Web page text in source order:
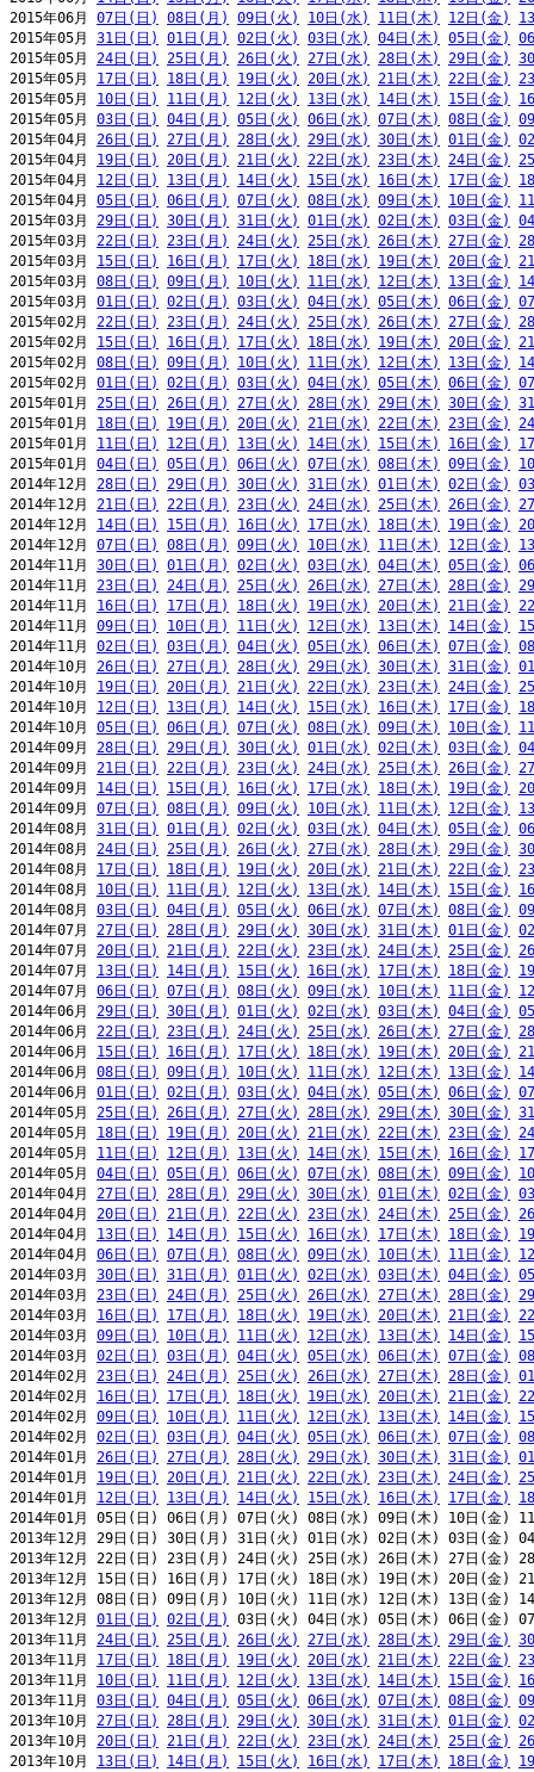
2015年06月 07日(日) 08日(月) 09日(火) 10日(水) 11日(木) 12日(金)
2015年05月 31日(日) 01日(月) 02日(火) 03日(水) 04日(木) 05日(金)
2015年05月 24日(日) 25日(月) 26日(火) 27日(水) 28日(木) 29日(金)
2015年05月 17日(日) 18日(月) 19日(火) 20日(水) 21日(木) 22日(金)
2015年05月 10日(日) 11日(月) 12日(火) 13日(水) 14日(木) 15日(金)
2015年05月 03日(日) 04日(月) 05日(火) 06日(水) 07日(木) 08日(金)
2015年04月 26日(日) 27日(月) 28日(火) 29日(水) 30日(木) 01日(金)
2015年04月 19日(日) 20日(月) 21日(火) 22日(水) 23日(木) 24日(金)
2015年04月 12日(日) 13日(月) 14日(火) 15日(水) 16日(木) 17日(金)
2015年04月 05日(日) 06日(月) 07日(火) 08日(水) 09日(木) 10日(金)
2015年03月 29日(日) 30日(月) 31日(火) 01日(水) 02日(木) 03日(金)
2015年03月 22日(日) 23日(月) 24日(火) 25日(水) 26日(木) 27日(金)
2015年03月 15日(日) 16日(月) 17日(火) 18日(水) 19日(木) 20日(金)
2015年03月 08日(日) 09日(月) 10日(火) 11日(水) 12日(木) 13日(金)
2015年03月 01日(日) 02日(月) 03日(火) 04日(水) 05日(木) 06日(金)
2015年02月 22日(日) 23日(月) 24日(火) 25日(水) 26日(木) 27日(金)
2015年02月 15日(日) 16日(月) 17日(火) 18日(水) 19日(木) 20日(金)
2015年02月 08日(日) 09日(月) 10日(火) 11日(水) 12日(木) 13日(金)
2015年02月 01日(日) 02日(月) 03日(火) 04日(水) 05日(木) 06日(金)
2015年01月 25日(日) 26日(月) 27日(火) 28日(水) 29日(木) 30日(金)
2015年01月 18日(日) 19日(月) 20日(火) 21日(水) 22日(木) 23日(金)
2015年01月 11日(日) 12日(月) 13日(火) 14日(水) 15日(木) 16日(金)
2015年01月 04日(日) 05日(月) 06日(火) 07日(水) 08日(木) 09日(金)
2014年12月 28日(日) 29日(月) 30日(火) 31日(水) 01日(木) 02日(金)
2014年12月 21日(日) 22日(月) 23日(火) 24日(水) 25日(木) 26日(金)
2014年12月 14日(日) 15日(月) 16日(火) 17日(水) 18日(木) 19日(金)
2014年12月 07日(日) 08日(月) 09日(火) 10日(水) 11日(木) 12日(金)
2014年11月 30日(日) 01日(月) 02日(火) 03日(水) 04日(木) 05日(金)
2014年11月 23日(日) 24日(月) 25日(火) 26日(水) 27日(木) 28日(金)
2014年11月 16日(日) 17日(月) 18日(火) 19日(水) 20日(木) 21日(金)
2014年11月 09日(日) 10日(月) 11日(火) 12日(水) 13日(木) 14日(金)
2014年11月 02日(日) 03日(月) 04日(火) 05日(水) 06日(木) 07日(金)
2014年10月 26日(日) 27日(月) 28日(火) 29日(水) 30日(木) 31日(金)
2014年10月 19日(日) 20日(月) 21日(火) 22日(水) 23日(木) 24日(金)
2014年10月 12日(日) 13日(月) 14日(火) 15日(水) 16日(木) 17日(金)
2014年10月 05日(日) 06日(月) 07日(火) 08日(水) 09日(木) 10日(金)
2014年09月 28日(日) 29日(月) 30日(火) 01日(水) 02日(木) 03日(金)
2014年09月 21日(日) 22日(月) 23日(火) 24日(水) 25日(木) 26日(金)
2014年09月 14日(日) 15日(月) 16日(火) 17日(水) 18日(木) 19日(金)
2014年09月 07日(日) 08日(月) 09日(火) 10日(水) 11日(木) 12日(金)
2014年08月 31日(日) 01日(月) 02日(火) 03日(水) 04日(木) 05日(金)
2014年08月 24日(日) 25日(月) 26日(火) 27日(水) 28日(木) 29日(金)
2014年08月 17日(日) 18日(月) 19日(火) 20日(水) 21日(木) 22日(金)
2014年08月 10日(日) 11日(月) 12日(火) 13日(水) 14日(木) 15日(金)
2014年08月 03日(日) 04日(月) 05日(火) 06日(水) 07日(木) 08日(金)
2014年07月 27日(日) 28日(月) 29日(火) 30日(水) 31日(木) 01日(金)
2014年07月 20日(日) 21日(月) 22日(火) 23日(水) 24日(木) 25日(金)
2014年07月 13日(日) 14日(月) 15日(火) 16日(水) 17日(木) 18日(金)
2014年07月 06日(日) 07日(月) 08日(火) 09日(水) 10日(木) 11日(金)
2014年06月 29日(日) 30日(月) 01日(火) 02日(水) 03日(木) 04日(金)
2014年06月 22日(日) 23日(月) 24日(火) 25日(水) 26日(木) 27日(金)
2014年06月 15日(日) 16日(月) 17日(火) 18日(水) 19日(木) 20日(金)
2014年06月 08日(日) 09日(月) 10日(火) 11日(水) 12日(木) 13日(金)
2014年06月 01日(日) 02日(月) 03日(火) 04日(水) 05日(木) 06日(金)
2014年05月 25日(日) 26日(月) 27日(火) 28日(水) 29日(木) 30日(金)
2014年05月 18日(日) 19日(月) 20日(火) 21日(水) 22日(木) 23日(金)
2014年05月 11日(日) 12日(月) 13日(火) 14日(水) 15日(木) 16日(金)
2014年05月 04日(日) 05日(月) 06日(火) 07日(水) 08日(木) 09日(金)
2014年04月 27日(日) 28日(月) 29日(火) 30日(水) 01日(木) 02日(金)
2014年04月 20日(日) 21日(月) 22日(火) 23日(水) 24日(木) 25日(金)
2014年04月 13日(日) 14日(月) 15日(火) 16日(水) 17日(木) 18日(金)
2014年04月 06日(日) 07日(月) 08日(火) 09日(水) 10日(木) 11日(金)
2014年03月 30日(日) 31日(月) 01日(火) 02日(水) 03日(木) 04日(金)
2014年03月 23日(日) 24日(月) 25日(火) 26日(水) 27日(木) 28日(金)
2014年03月 16日(日) 17日(月) 18日(火) 19日(水) 20日(木) 21日(金)
2014年03月 09日(日) 10日(月) 11日(火) 12日(水) 13日(木) 14日(金)
2014年03月 02日(日) 03日(月) 04日(火) 05日(水) 06日(木) 07日(金)
2014年02月 23日(日) 24日(月) 25日(火) 26日(水) 27日(木) 28日(金)
2014年02月 16日(日) 17日(月) 18日(火) 19日(水) 20日(木) 21日(金)
2014年02月 09日(日) 10日(月) 11日(火) 12日(水) 13日(木) 14日(金)
2014年02月 02日(日) 03日(月) 04日(火) 05日(水) 06日(木) 07日(金)
2014年01月 26日(日) 27日(月) 28日(火) 29日(水) 30日(木) 31日(金)
2014年01月 19日(日) 20日(月) 21日(火) 22日(水) 23日(木) 24日(金)
2014年01月 12日(日) 13日(月) 14日(火) 15日(水) 16日(木) 17日(金)
2014年01月 05日(日) 06日(月) 07日(火) 08日(水) 09日(木) 10日(金)
2013年12月 29日(日) 30日(月) 31日(火) 01日(水) 02日(木) 03日(金)
2013年12月 22日(日) 23日(月) 24日(火) 25日(水) 26日(木) 27日(金)
2013年12月 15日(日) 16日(月) 17日(火) 18日(水) 19日(木) 20日(金)
2013年12月 08日(日) 09日(月) 10日(火) 11日(水) 12日(木) 13日(金)
2013年12月 01日(日) 02日(月)
03日(火) 04日(水) 05日(木) 06日(金)
2013年11月 24日(日) 25日(月) 26日(火) 27日(水) 28日(木) 29日(金)
2013年11月 17日(日) 18日(月) 19日(火) 20日(水) 21日(木) 22日(金)
2013年11月 10日(日) 11日(月) 12日(火) 13日(水) 14日(木) 15日(金)
2013年11月 03日(日) 04日(月) 05日(火) 06日(水) 07日(木) 08日(金)
2013年10月 27日(日) 28日(月) 29日(火) 30日(水) 31日(木) 01日(金)
2013年10月 20日(日) 21日(月) 22日(火) 23日(水) 24日(木) 25日(金)
2013年10月 13日(日) 14日(月) 15日(火) 16日(水) 17日(木) 18日(金)